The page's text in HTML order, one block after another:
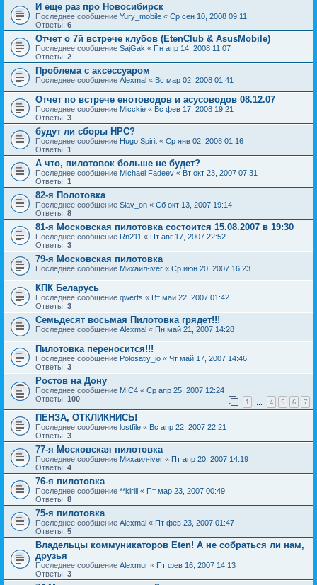
И еще раз про Новосибирск
Последнее сообщение Yury_mobile « Ср сен 10, 2008 09:11
Ответы: 6
Отчет о 7й встрече клубов (EtenClub & AsusMobile)
Последнее сообщение SajGak « Пн апр 14, 2008 11:07
Ответы: 2
Проблема с аксессуаром
Последнее сообщение Alexmal « Вс мар 02, 2008 01:41
Отчет по встрече енотоводов и асусоводов 08.12.07
Последнее сообщение Micckie « Вс фев 17, 2008 19:21
Ответы: 3
будут ли сборы HPC?
Последнее сообщение Hugo Spirit « Ср янв 02, 2008 01:16
Ответы: 1
А что, пилотовок больше не будет?
Последнее сообщение Michael Fadeev « Вт окт 23, 2007 07:31
Ответы: 1
82-я Полотовка
Последнее сообщение Slav_on « Сб окт 13, 2007 19:14
Ответы: 8
81-я Московская пилотовка состоится 15.08.2007 в 19:30
Последнее сообщение Rn211 « Пт авг 17, 2007 22:52
Ответы: 3
79-я Московская пилотовка
Последнее сообщение Михаил-iver « Ср июн 20, 2007 16:23
КПК Беларусь
Последнее сообщение qwerts « Вт май 22, 2007 01:42
Ответы: 3
Семьдесят восьмая Пилотовка грядет!!!
Последнее сообщение Alexmal « Пн май 21, 2007 14:28
Пилотовка переносится!!!
Последнее сообщение Polosatiy_io « Чт май 17, 2007 14:46
Ответы: 3
Ростов на Дону
Последнее сообщение MIC4 « Ср апр 25, 2007 12:24
Ответы: 100 1 4 5 6 7
ПЕНЗА, ОТКЛИКНИСЬ!
Последнее сообщение lostfile « Вс апр 22, 2007 22:21
Ответы: 3
77-я Московская пилотовка
Последнее сообщение Михаил-iver « Пт апр 20, 2007 14:19
Ответы: 4
76-я пилотовка
Последнее сообщение **kirill « Пт мар 23, 2007 00:49
Ответы: 8
75-я пилотовка
Последнее сообщение Alexmal « Пт фев 23, 2007 01:47
Ответы: 5
Владельцы коммуникаторов Eten! А не собраться ли нам,
друзья
Последнее сообщение Alexmur « Пт фев 16, 2007 14:13
Ответы: 3